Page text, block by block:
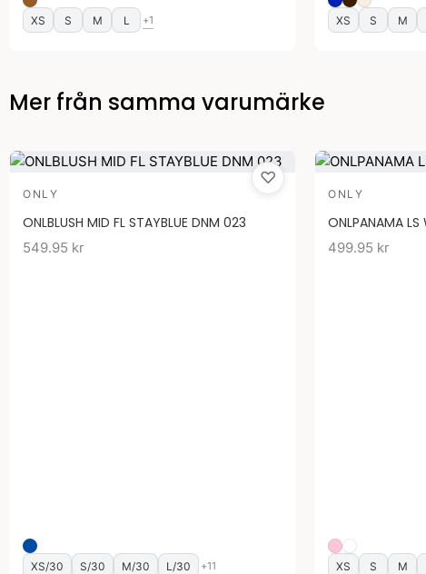
XS S M L +1 XS S M
Mer från samma varumärke
♡
ONLY
ONLBLUSH MID FL STAYBLUE DNM 023
549.95 kr
XS/30 S/30 M/30 L/30 +11
ONLY
ONLPANAMA LS
499.95 kr
XS S M